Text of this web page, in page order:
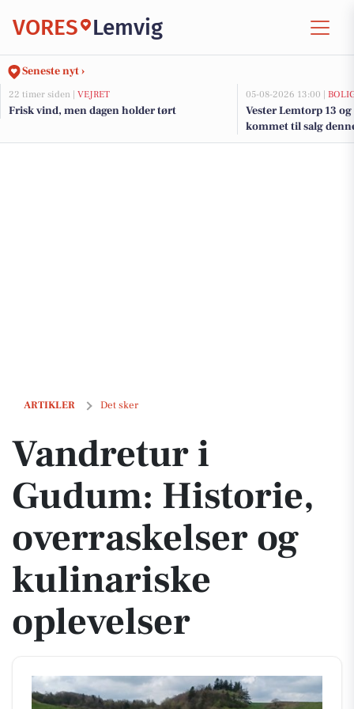
VORES Lemvig
Seneste nyt ›
22 timer siden | VEJRET
Frisk vind, men dagen holder tørt
05-08-2026 13:00 |
Vester Lemtorp 13
kommet til salg
boligerne her.
ARTIKLER Det sker
Vandretur i Gudum: Historie, overraskelser og kulinariske
Vandretur i
Gudum: Historie,
overraskelser og
kulinariske
oplevelser